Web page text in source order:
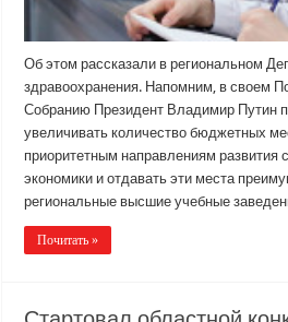
Об этом рассказали в региональном
здравоохранения. Напомним, в своем
Собранию Президент Владимир Путин
увеличивать количество бюджетных
приоритетным направлениям развития
экономики и отдавать эти места
региональные высшие учебные
Почитать »